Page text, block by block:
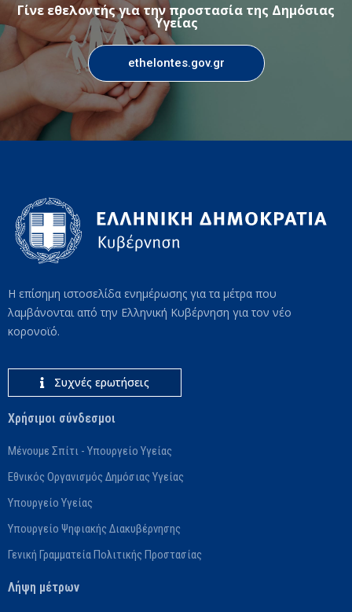
Γίνε εθελοντής για την προστασία της Δημόσιας
Υγείας
ethelontes.gov.gr
Η επίσημη ιστοσελίδα ενημέρωσης για τα μέτρα που
λαμβάνονται από την Ελληνική Κυβέρνηση για τον νέο
κορονοϊό.
Συχνές ερωτήσεις
Χρήσιμοι σύνδεσμοι
Μένουμε Σπίτι - Υπουργείο Υγείας
Εθνικός Οργανισμός Δημόσιας Υγείας
Υπουργείο Υγείας
Υπουργείο Ψηφιακής Διακυβέρνησης
Γενική Γραμματεία Πολιτικής Προστασίας
Λήψη μέτρων